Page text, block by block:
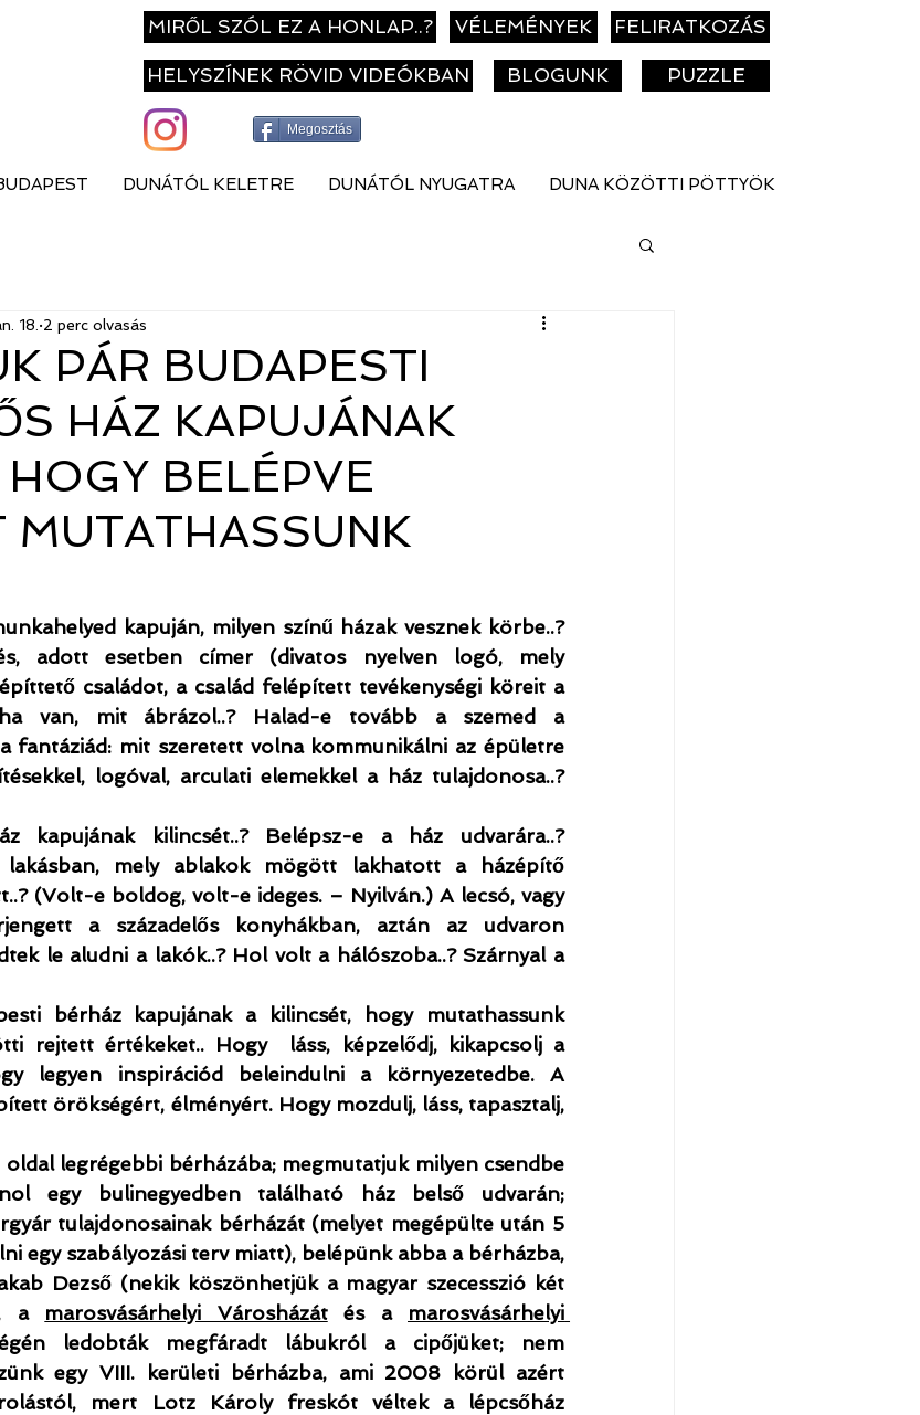
MIRŐL SZÓL EZ A HONLAP..? VÉLEMÉNYEK FELIRATKOZÁS
HELYSZÍNEK RÖVID VIDEÓKBAN BLOGUNK PUZZLE
Megosztás
DUNÁTÓL KELETRE DUNÁTÓL NYUGATRA DUNA KÖZÖTTI PÖTTYÖK
PÁR BUDAPESTI
HÁZ KAPUJÁNAK
BELÉPVE
MUTATHASSUNK
18. 2 perc olvasás
kapuján, milyen színű házak vesznek körbe..?
adott esetben címer (divatos nyelven logó, mely
családot, a család felépített tevékenységi köreit a
van, mit ábrázol..? Halad-e tovább a szemed a
fantáziád: mit szeretett volna kommunikálni az épületre
logóval, arculati elemekkel a ház tulajdonosa..?
kapujának kilincsét..? Belépsz-e a ház udvarára..?
lakásban, mely ablakok mögött lakhatott a házépítő
(Volt-e boldog, volt-e ideges. – Nyilván.) A lecsó, vagy
a századelős konyhákban, aztán az udvaron
le aludni a lakók..? Hol volt a hálószoba..? Szárnyal a
bérház kapujának a kilincsét, hogy mutathassunk
rejtett értékeket.. Hogy  láss, képzelődj, kikapcsolj a
legyen inspirációd beleindulni a környezetedbe. A
örökségért, élményért. Hogy mozdulj, láss, tapasztalj,
legrégebbi bérházába; megmutatjuk milyen csendbe
egy bulinegyedben található ház belső udvarán;
tulajdonosainak bérházát (melyet megépülte után 5
egy szabályozási terv miatt), belépünk abba a bérházba,
Dezső (nekik köszönhetjük a magyar szecesszió két
a marosvásárhelyi Városházát és a marosvásárhelyi
ledobták megfáradt lábukról a cipőjüket; nem
egy VIII. kerületi bérházba, ami 2008 körül azért
mert Lotz Károly freskót véltek a lépcsőház